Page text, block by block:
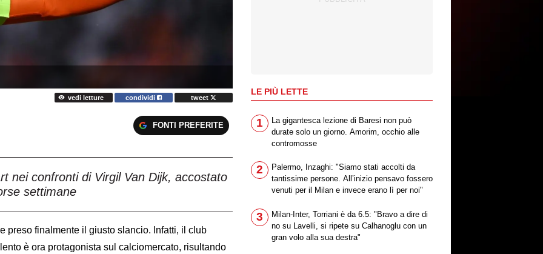
vedi letture condividi tweet
FONTI PREFERITE
nei confronti di Virgil Van Dijk, accostato
settimane
preso finalmente il giusto slancio. Infatti, il club
è ora protagonista sul calciomercato, risultando
LE PIÙ LETTE
1
La gigantesca lezione di Baresi non può
durate solo un giorno. Amorim, occhio alle
contromosse
2
Palermo, Inzaghi: "Siamo stati accolti da
tantissime persone. All’inizio pensavo fossero
venuti per il Milan e invece erano lì per noi"
3
Milan-Inter, Torriani è da 6.5: "Bravo a dire di
no su Lavelli, si ripete su Calhanoglu con un
gran volo alla sua destra"